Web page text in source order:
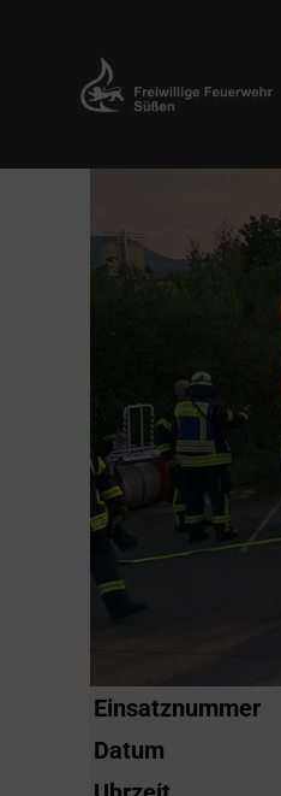
springen
Einsatznummer
Datum